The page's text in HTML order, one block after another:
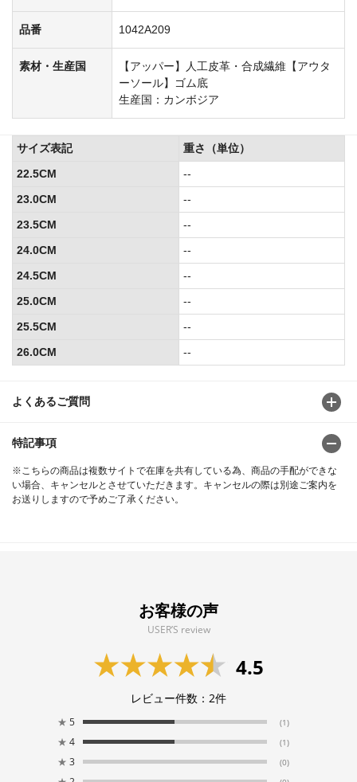
品番 1042A209
素材・生産国
【アッパー】人工皮革・合成繊維【アウタ
ーソール】ゴム底
生産国：カンボジア
よくあるご質問
特記事項
※こちらの商品は複数サイトで在庫を共有している為、商品の手配ができな
い場合、キャンセルとさせていただきます。キャンセルの際は別途ご案内を
お送りしますので予めご了承ください。
サイズ表記
重さ（単位）
22.5CM
--
23.0CM
--
23.5CM
--
24.0CM
--
24.5CM
--
25.0CM
--
25.5CM
--
26.0CM
--
お客様の声
USER’S review
4.5
レビュー件数： 2件
★ 5 (1)
★ 4 (1)
★ 3 (0)